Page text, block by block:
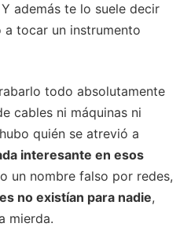
además te lo suele decir
tocar un instrumento
todo absolutamente
cables ni máquinas ni
quién se atrevió a
interesante en esos
un nombre falso por redes,
no existían para nadie,
mierda.